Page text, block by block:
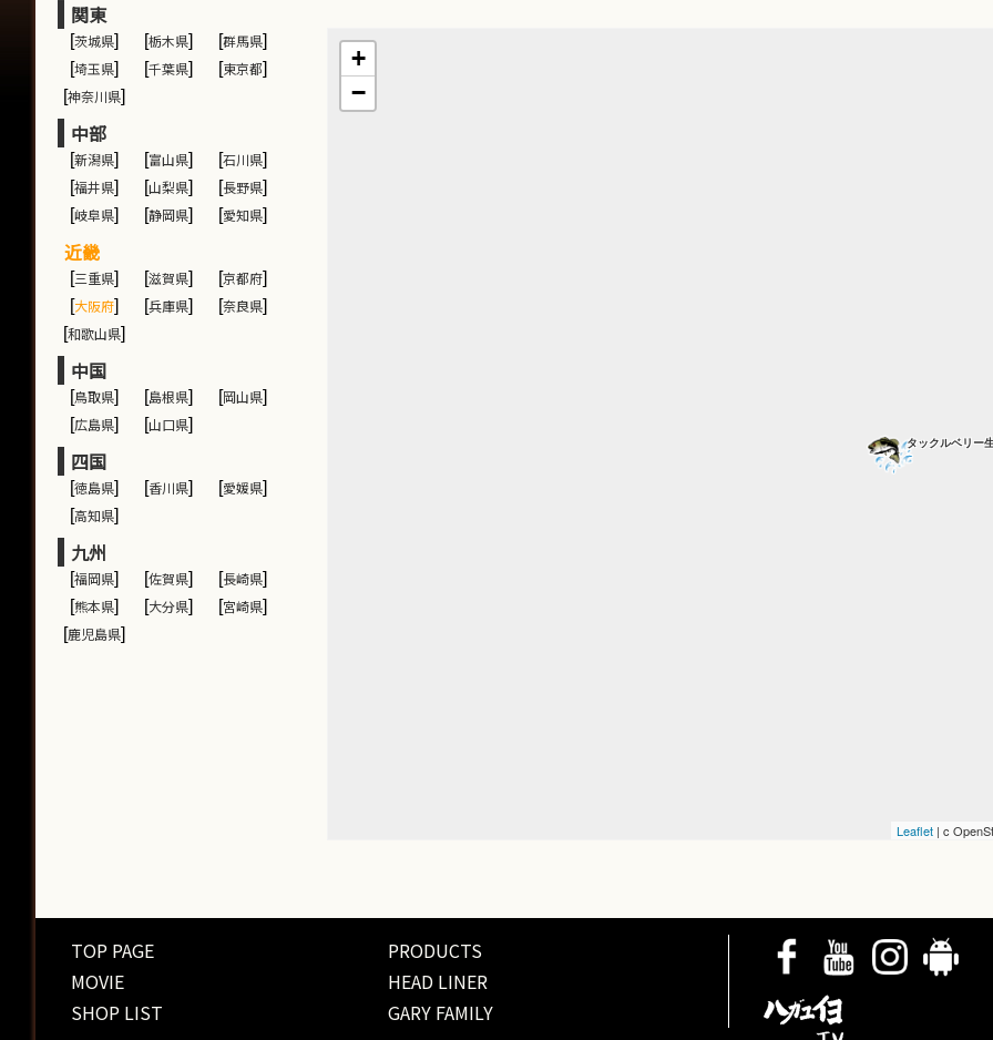
タックルベリー
+
−
Leaflet| c
関東
[茨城県] [栃木県] [群馬県]
[埼玉県] [千葉県] [東京都]
[神奈川県]
中部
[新潟県] [富山県] [石川県]
[福井県] [山梨県] [長野県]
[岐阜県] [静岡県] [愛知県]
近畿
[三重県] [滋賀県] [京都府]
[大阪府] [兵庫県] [奈良県]
[和歌山県]
中国
[鳥取県] [島根県] [岡山県]
[広島県] [山口県]
四国
[徳島県] [香川県] [愛媛県]
[高知県]
九州
[福岡県] [佐賀県] [長崎県]
[熊本県] [大分県] [宮崎県]
[鹿児島県]
TOP PAGE
PRODUCTS
MOVIE
HEAD LINER
SHOP LIST
GARY FAMILY